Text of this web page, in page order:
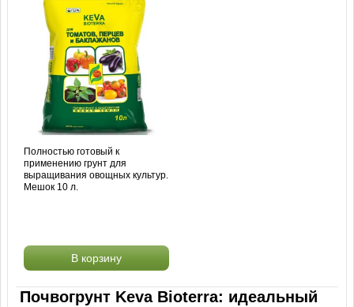
Полностью готовый к
применению грунт для
выращивания овощных культур.
Мешок 10 л.
В корзину
Почвогрунт Keva Bioterra: идеальный